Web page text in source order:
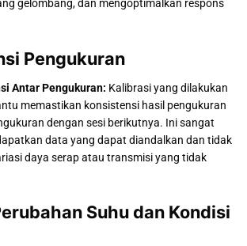
gelombang, dan mengoptimalkan respons
Pengukuran
Antar Pengukuran: Kalibrasi yang dilakukan
memastikan konsistensi hasil pengukuran
dengan sesi berikutnya. Ini sangat
data yang dapat diandalkan dan tidak
daya serap atau transmisi yang tidak
Suhu dan Kondisi